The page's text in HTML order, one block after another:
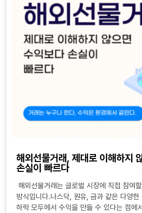
해외선물거래, 제대로 이해하지
손실이 빠르다
해외선물거래는 글로벌 시장에 직접 참여
방식입니다.나스닥, 원유, 금과 같은 다양
하락 모두에서 수익을 만들 수 있다는 점에